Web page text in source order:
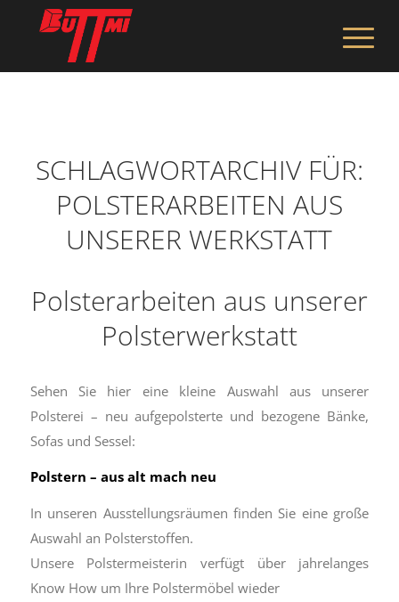
SCHLAGWORTARCHIV FÜR:
POLSTERARBEITEN AUS
UNSERER WERKSTATT
Polsterarbeiten aus unserer
Polsterwerkstatt
Sehen Sie hier eine kleine Auswahl aus unserer
Polsterei – neu aufgepolsterte und bezogene Bänke,
Sofas und Sessel:
Polstern – aus alt mach neu
In unseren Ausstellungsräumen finden Sie eine große
Auswahl an Polsterstoffen.
Unsere Polstermeisterin verfügt über jahrelanges
Know How um Ihre Polstermöbel wieder